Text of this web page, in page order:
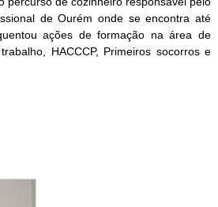
de Ourém onde se encontra até
ações de formação na área de
HACCCP, Primeiros socorros e